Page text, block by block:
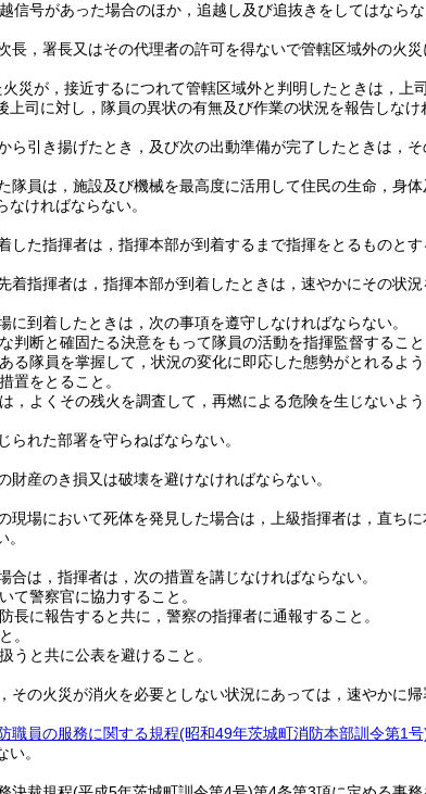
信号があった場合のほか，追越し及び追抜きをしてはならな
長，署長又はその代理者の許可を得ないで管轄区域外の火災
災が，接近するにつれて管轄区域外と判明したときは，上
上司に対し，隊員の異状の有無及び作業の状況を報告しなけ
ら引き揚げたとき，及び次の出動準備が完了したときは，
隊員は，施設及び機械を最高度に活用して住民の生命，身
ければならない。
した指揮者は，指揮本部が到着するまで指揮をとるものとす
着指揮者は，指揮本部が到着したときは，速やかにその状況
に到着したときは，次の事項を遵守しなければならない。
判断と確固たる決意をもって隊員の活動を指揮監督すること
る隊員を掌握して，状況の変化に即応した態勢がとれるよう
置をとること。
，よくその残火を調査して，再燃による危険を生じないよう
られた部署を守らねばならない。
財産のき損又は破壊を避けなければならない。
現場において死体を発見した場合は，上級指揮者は，直ち
合は，指揮者は，次の措置を講じなければならない。
て警察官に協力すること。
長に報告すると共に，警察の指揮者に通報すること。
。
うと共に公表を避けること。
その火災が消火を必要としない状況にあっては，速やかに帰
職員の服務に関する規程(昭和49年茨城町消防本部訓令第1号
。